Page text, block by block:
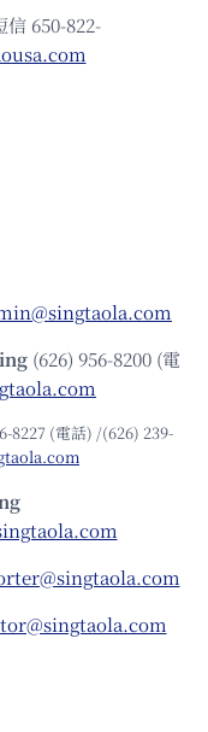
信 650-822-
(626) 956-8200 (電
8227 (電話) /(626) 239-